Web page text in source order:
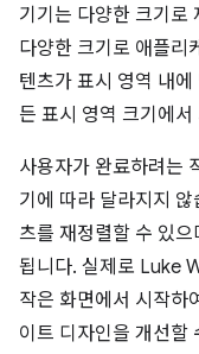
기기는 다양한 크기로
다양한 크기로 애플리
텐츠가 표시 영역 내
든 표시 영역 크기에
사용자가 완료하려는
기에 따라 달라지지
츠를 재정렬할 수 있으
됩니다. 실제로 Luke
작은 화면에서 시작하
이트 디자인을 개선할